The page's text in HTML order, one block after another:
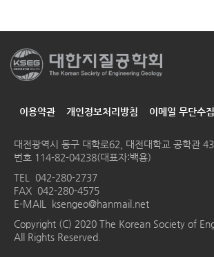
이용약관 개인정보처리방침 이메일 무단수
대전광역시 동구 대학로62, 대전대학교 공학관
번호 114-82-04238(대표자:백용)
TEL 042-280-2737
FAX 042-280-4575
E-MAIL
ksengeo@hanmail.net
Copyright (C) 2020 The Korean Society of
All Rights Reserved.